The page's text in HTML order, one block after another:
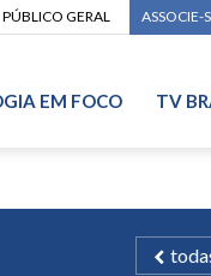
PÚBLICO GERAL ASSOCIE-
EM FOCO TV